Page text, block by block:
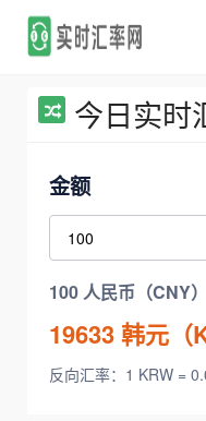
今日实时
金额
100 人民币（CNY
19633韩元（
反向汇率：1 KRW =